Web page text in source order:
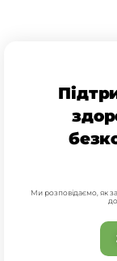
Ми розповідаємо, як